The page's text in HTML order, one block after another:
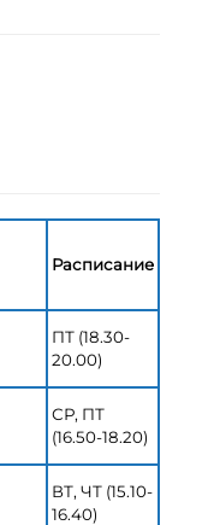
Расписание
ПТ (18.30-
20.00)
СР, ПТ
(16.50-18.20)
ВТ, ЧТ (15.10-
16.40)